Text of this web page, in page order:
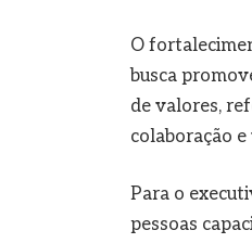
O
busca
de valores,
colaboração
Para o
pessoas